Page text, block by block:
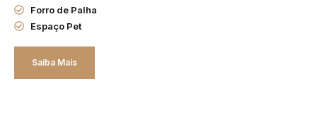
Forro de Palha
Espaço Pet
Saiba Mais